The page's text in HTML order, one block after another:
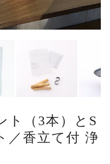
ト（3本）とS
／香立て付 浄